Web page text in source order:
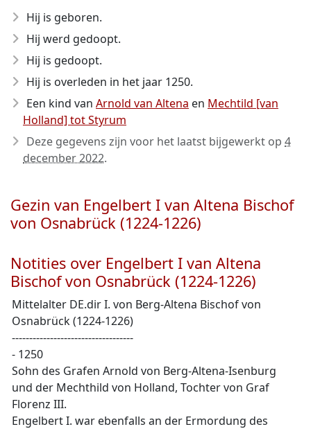
Hij is geboren.
Hij werd gedoopt.
Hij is gedoopt.
Hij is overleden in het jaar 1250.
Een kind van Arnold van Altena en Mechtild [van
Holland] tot Styrum
Deze gegevens zijn voor het laatst bijgewerkt op 4
december 2022.
Gezin van Engelbert I van Altena Bischof
von Osnabrück (1224-1226)
Notities over Engelbert I van Altena
Bischof von Osnabrück (1224-1226)
Mittelalter DE.dir I. von Berg-Altena Bischof von
Osnabrück (1224-1226)
-----------------------------------
- 1250
Sohn des Grafen Arnold von Berg-Altena-Isenburg
und der Mechthild von Holland, Tochter von Graf
Florenz III.
Engelbert I. war ebenfalls an der Ermordung des